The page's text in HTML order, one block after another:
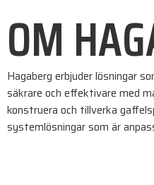
OM
Hagaberg erbjuder lösningar
säkrare och effektivare med
konstruera och tillverka
systemlösningar som är